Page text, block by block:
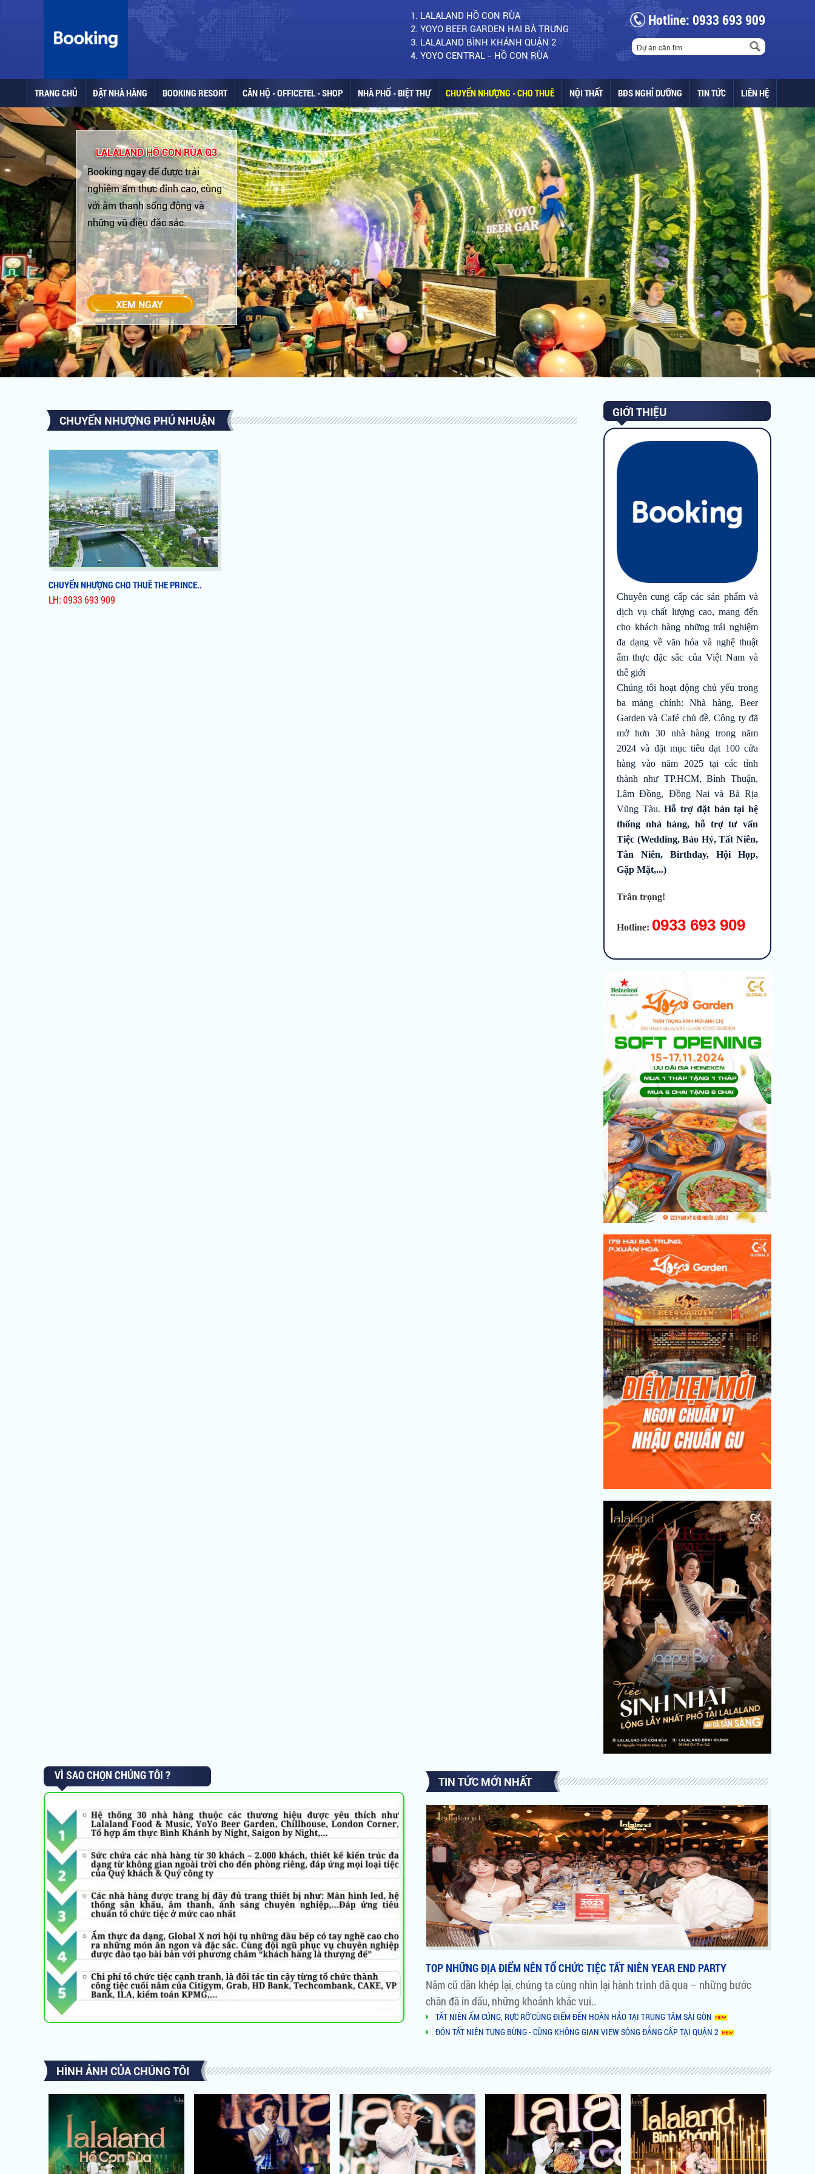
1. LALALAND HỒ CON RÙA
2. YOYO BEER GARDEN HAI BÀ TRƯNG
3. LALALAND BÌNH KHÁNH QUẬN 2
4. YOYO CENTRAL - HỒ CON RÙA
Hotline: 0933 693 909
TRANG CHỦ ĐẶT NHÀ HÀNG BOOKING RESORT CĂN HỘ - OFFICETEL - SHOP NHÀ PHỐ - BIỆT THỰ CHUYỂN NHƯỢNG - CHO THUÊ NỘI THẤT BĐS NGHỈ DƯỠNG TIN TỨC LIÊN HỆ
LALALAND HỒ CON RÙA Q3
Booking ngay để được trải
nghiệm ẩm thực đỉnh cao, cùng
với âm thanh sống động và
những vũ điệu đặc sắc.
CHUYỂN NHƯỢNG PHÚ NHUẬN
CHUYỂN NHƯỢNG CHO THUÊ THE PRINCE..
LH: 0933 693 909
GIỚI THIỆU
Chuyên cung cấp các sản phẩm và
dịch vụ chất lượng cao, mang đến
cho khách hàng những trải nghiệm
đa dạng về văn hóa và nghệ thuật
ẩm thực đặc sắc của Việt Nam và
thế giới
Chúng tôi hoạt động chủ yếu trong
ba mảng chính: Nhà hàng, Beer
Garden và Café chủ đề. Công ty đã
mở hơn 30 nhà hàng trong năm
2024 và đặt mục tiêu đạt 100 cửa
hàng vào năm 2025 tại các tỉnh
thành như TP.HCM, Bình Thuận,
Lâm Đồng, Đồng Nai và Bà Rịa
Vũng Tàu.Hỗ trợ đặt bàn tại hệ
thống nhà hàng, hỗ trợ tư vấn
Tiệc (Wedding, Báo Hỷ, Tất Niên,
Tân Niên, Birthday, Hội Họp,
Gặp Mặt,...)
Trân trọng!
Hotline: 0933 693 909
VÌ SAO CHỌN CHÚNG TÔI ? TIN TỨC MỚI NHẤT
TOP NHỮNG ĐỊA ĐIỂM NÊN TỔ CHỨC TIỆC TẤT NIÊN YEAR END PARTY
Năm cũ dần khép lại, chúng ta cùng nhìn lại hành trình đã qua – những bước
chân đã in dấu, những khoảnh khắc vui..
TẤT NIÊN ẤM CÚNG, RỰC RỠ CÙNG ĐIỂM ĐẾN HOÀN HẢO TẠI TRUNG TÂM SÀI GÒN
ĐÓN TẤT NIÊN TƯNG BỪNG - CÙNG KHÔNG GIAN VIEW SÔNG ĐẲNG CẤP TẠI QUẬN 2
HỒ BƠI ĐỘC NHẤT VÔ NHỊ TẠI NOVAHILLS MŨI NÉ RESORT & VILLAS
NOVALAND VINH DANH TẠI VIETNAM HR AWARDS 2018
CĂN HỘ HẠNG SANG - ĐIỂM SÁNG NỔI BẬT CỦA QUẬN 1
NOVALAND HỢP TÁC CHIẾN LƯỢC CÙNG MINOR HOTELS & NHÀ THIẾT KẾ SÂN GOLF LỪNG DANH
GREG NORMAN
Novaland và những cái bắt tay Triệu đô tại Diễn đàn Cấp cao
Thiết kế nổi bật của căn hộ triệu đô The Grand Manhattan
HÌNH ẢNH CỦA CHÚNG TÔI